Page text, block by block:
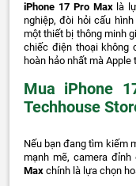
iPhone 17 Pro Maxlà
nghiệp, đòi hỏi cấu
một thiết bị thông minh
chiếc điện thoại không
hoàn hảo nhất mà Apple
Mua iPhone
Techhouse
Nếu bạn đang tìm kiếm
mạnh mẽ, camera
Max chính là lựa chọn